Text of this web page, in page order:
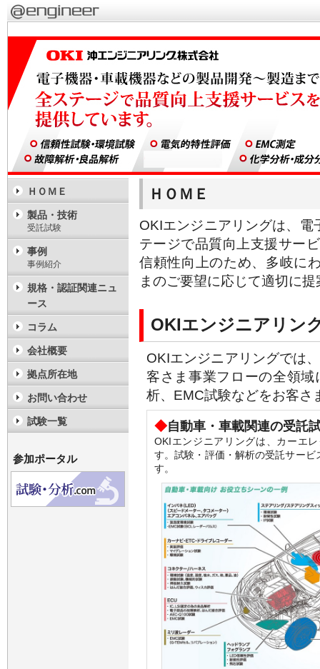
ＨＯＭＥ
OKIエンジニアリングは、
テージで品質向上支援サー
信頼性向上のため、多岐に
まのご要望に応じて適切に
OKIエンジニアリン
OKIエンジニアリングでは
客さま事業フローの全領
析、EMC試験などをお客さ
◆自動車・車載関連の受託
OKIエンジニアリングは、カーエ
す。試験・評価・解析の受託サー
す。
ＨＯＭＥ
製品・技術
受託試験
事例
事例紹介
規格・認証関連ニュ
ース
コラム
会社概要
拠点所在地
お問い合わせ
試験一覧
参加ポータル